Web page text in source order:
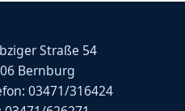
Straße 54
Bernburg
03471/316424